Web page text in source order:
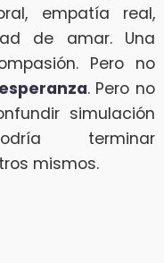
empatía real,
de amar. Una
Pero no
. Pero no
simulación
terminar
mismos.